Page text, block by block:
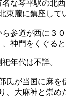
名な琴平駅の北西
東麓に鎮座して
参道が西に３０
神門をくぐると
祀年代は不詳。
氏が当国に麻を
、大麻神と崇め